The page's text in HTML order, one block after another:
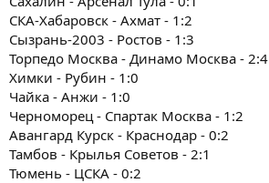
СКА-Хабаровск - Ахмат - 1:2
Сызрань-2003 - Ростов - 1:3
Торпедо Москва - Динамо Москва - 2:4
Химки - Рубин - 1:0
Чайка - Анжи - 1:0
Черноморец - Спартак Москва - 1:2
Авангард Курск - Краснодар - 0:2
Тамбов - Крылья Советов - 2:1
Тюмень - ЦСКА - 0:2